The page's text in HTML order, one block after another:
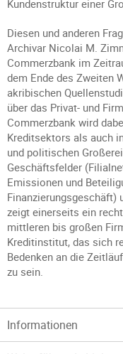
Kundenstruktur einer
Diesen und anderen
Archivar Nicolai M.
Commerzbank im
dem Ende des Zweiten
akribischen
über das Privat- und
Commerzbank wird
Kreditsektors als auch
und politischen
Geschäftsfelder
Emissionen und
Finanzierungsgeschäft)
zeigt einerseits ein
mittleren bis großen
Kreditinstitut, das sich
Bedenken an die
zu sein.
Informationen